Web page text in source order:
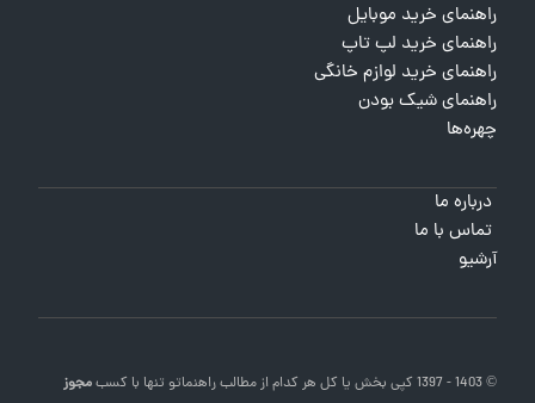
راهنمای خرید موبایل
راهنمای خرید لپ تاپ
راهنمای خرید لوازم خانگی
راهنمای شیک بودن
چهره‌ها
درباره ما
تماس با ما
آرشیو
© 1403 - 1397 کپی بخش یا کل هر کدام از مطالب راهنماتو تنها با کسبمجوز